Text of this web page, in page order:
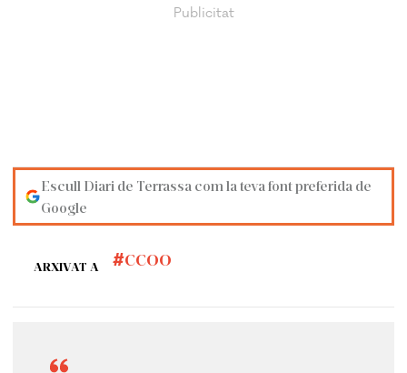
Escull Diari de Terrassa com la teva font preferida de
Google
ARXIVAT A CCOO